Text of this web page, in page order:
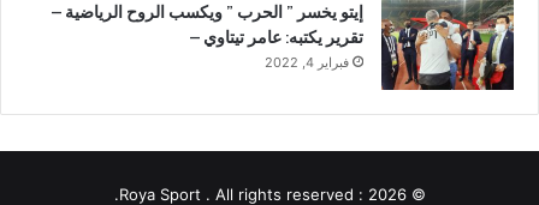
إيتو يخسر ” الحرب ” ويكسب الروح الرياضية –
تقرير يكتبه: عامر تيتاوي –
فبراير 4, 2022
© 2026 : Roya Sport . All rights reserved.